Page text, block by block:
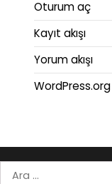
Oturum aç
Kayıt akışı
Yorum akışı
WordPress.org
Arama: